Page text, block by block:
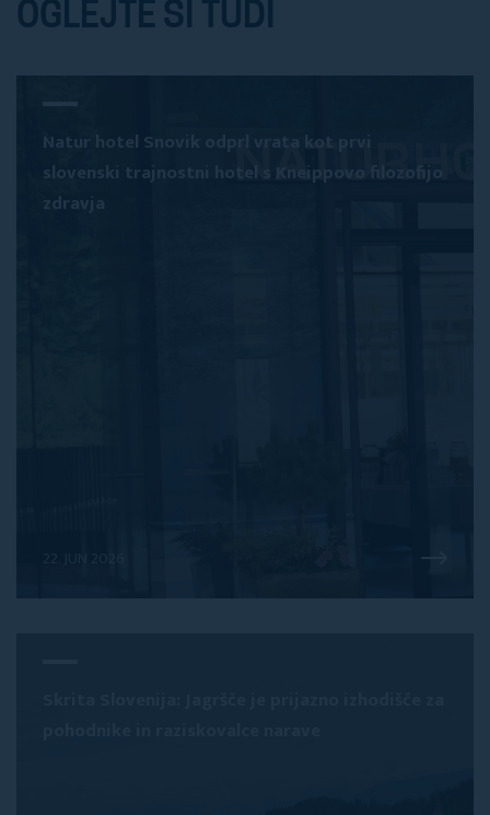
OGLEJTE SI TUDI
Natur hotel Snovik odprl vrata kot prvi
slovenski trajnostni hotel s Kneippovo filozofijo
zdravja